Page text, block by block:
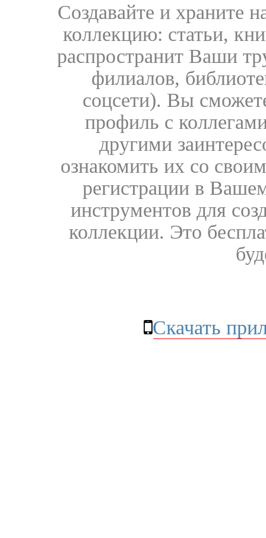
Создавайте и храните
коллекцию: статьи,
распространит Ваши
филиалов,
соцсети). Вы
профиль с
другими
ознакомить их со
регистрации в
инструментов для
коллекции. Это
Скачать